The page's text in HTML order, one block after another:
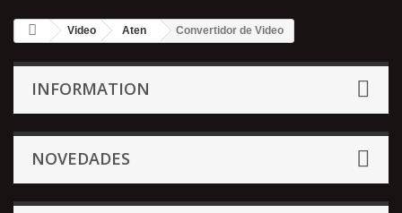
Video Aten Convertidor de Video
INFORMATION
NOVEDADES